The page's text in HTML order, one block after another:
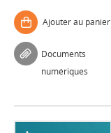
Ajouter au panier
Documents
numériques